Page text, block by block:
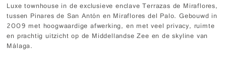
Luxe townhouse in de exclusieve enclave Terrazas de Miraflores,
tussen Pinares de San Antón en Miraflores del Palo. Gebouwd in
2009 met hoogwaardige afwerking, en met veel privacy, ruimte
en prachtig uitzicht op de Middellandse Zee en de skyline van
Málaga.